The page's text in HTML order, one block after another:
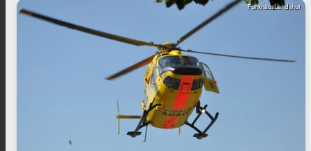
FunkhausLandshut